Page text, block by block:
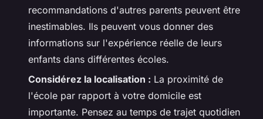
recommandations d'autres parents peuvent être
inestimables. Ils peuvent vous donner des
informations sur l'expérience réelle de leurs
enfants dans différentes écoles.
Considérez la localisation : La proximité de
l'école par rapport à votre domicile est
importante. Pensez au temps de trajet quotidien